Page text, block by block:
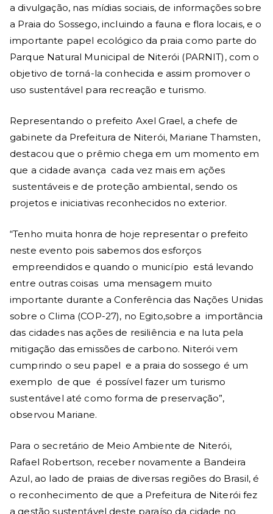
a divulgação, nas mídias sociais, de informações sobre
a Praia do Sossego, incluindo a fauna e flora locais, e o
importante papel ecológico da praia como parte do
Parque Natural Municipal de Niterói (PARNIT), com o
objetivo de torná-la conhecida e assim promover o
uso sustentável para recreação e turismo.
Representando o prefeito Axel Grael, a chefe de
gabinete da Prefeitura de Niterói, Mariane Thamsten,
destacou que o prêmio chega em um momento em
que a cidade avança cada vez mais em ações
sustentáveis e de proteção ambiental, sendo os
projetos e iniciativas reconhecidos no exterior.
“Tenho muita honra de hoje representar o prefeito
neste evento pois sabemos dos esforços
empreendidos e quando o município está levando
entre outras coisas uma mensagem muito
importante durante a Conferência das Nações Unidas
sobre o Clima (COP-27), no Egito,sobre a importância
das cidades nas ações de resiliência e na luta pela
mitigação das emissões de carbono. Niterói vem
cumprindo o seu papel e a praia do sossego é um
exemplo de que é possível fazer um turismo
sustentável até como forma de preservação”,
observou Mariane.
Para o secretário de Meio Ambiente de Niterói,
Rafael Robertson, receber novamente a Bandeira
Azul, ao lado de praias de diversas regiões do Brasil, é
o reconhecimento de que a Prefeitura de Niterói fez
a gestão sustentável deste paraíso da cidade no